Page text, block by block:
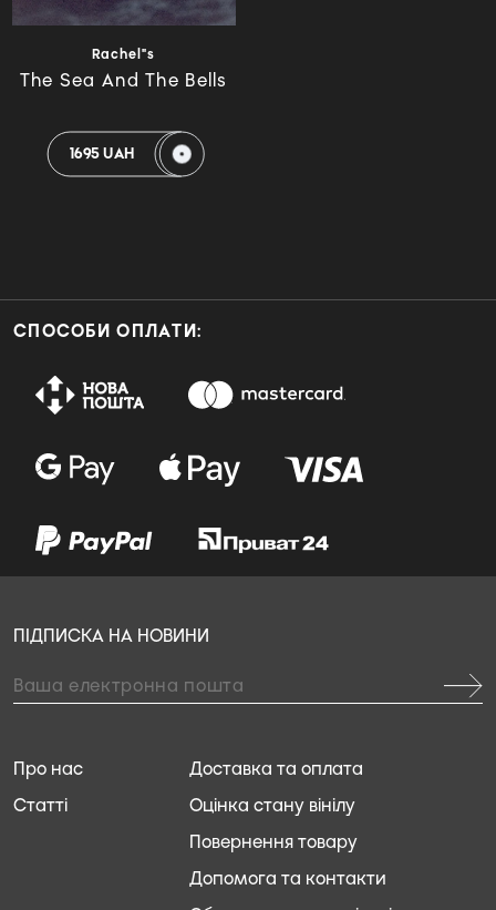
Rachel"s
The Sea And The Bells
1695 UAH
СПОСОБИ ОПЛАТИ:
Доставка та оплата
Оцінка стану вінілу
Повернення товару
Допомога та контакти
Про нас
Статті
ПІДПИСКА НА НОВИНИ